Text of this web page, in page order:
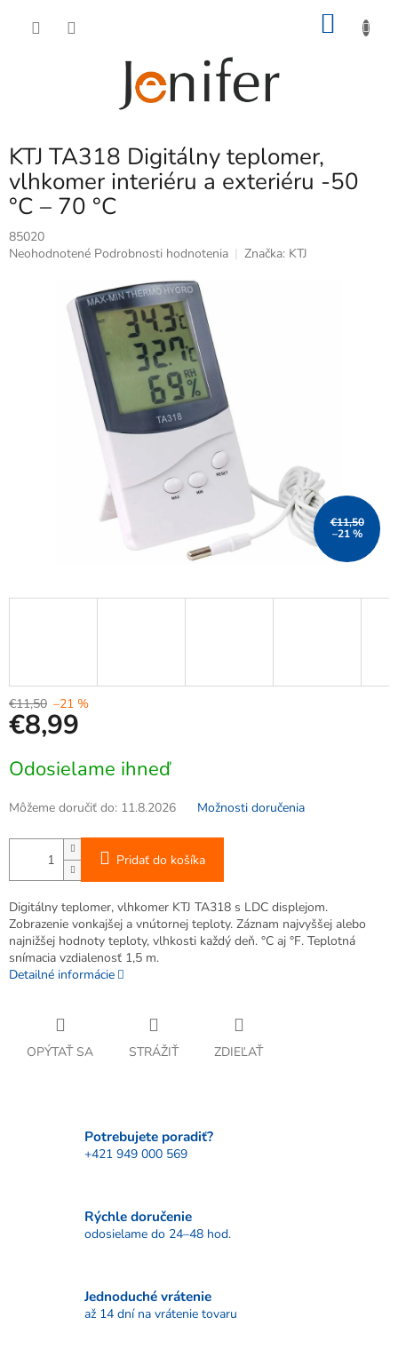
KTJ TA318 Digitálny teplomer,
vlhkomer interiéru a exteriéru -50
°C – 70 °C
85020
Priemerné
Neohodnotené Podrobnosti hodnotenia Značka: KTJ
€11,50
–21 %
€11,50 –21 %
€8,99
cena:
Odosielame ihneď
Môžeme doručiť do: 11.8.2026 Možnosti doručenia
Pridať do košíka
Digitálny teplomer, vlhkomer KTJ TA318 s LDC displejom.
Zobrazenie vonkajšej a vnútornej teploty. Záznam najvyššej alebo
najnižšej hodnoty teploty, vlhkosti každý deň. °C aj °F. Teplotná
snímacia vzdialenosť 1,5 m.
Detailné informácie
OPÝTAŤ SA STRÁŽIŤ ZDIEĽAŤ
Potrebujete poradiť?
+421 949 000 569
Rýchle doručenie
odosielame do 24–48 hod.
Jednoduché vrátenie
až 14 dní na vrátenie tovaru